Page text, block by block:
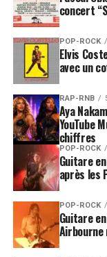
concert
POP-ROCK
Elvis
avec un
RAP-RNB
Aya
YouTube
chiffres
POP-ROCK
Guitare
après les
POP-ROCK
Guitare